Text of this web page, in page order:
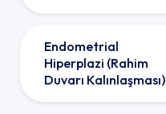
Endometrial
Hiperplazi (Rahim
Duvarı Kalınlaşması)